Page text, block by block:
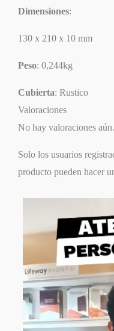
Dimensiones:
130 x 210 x 10 mm
Peso: 0,244kg
Cubierta: Rustico
Valoraciones
No hay valoraciones aún.
Solo los usuarios
producto pueden hacer